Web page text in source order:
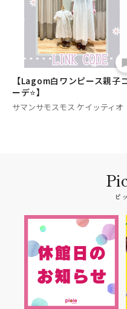
【Lagom白ワンピース親子
ーデ⭐】
サマンサモスモス ケイッティオ
ピ